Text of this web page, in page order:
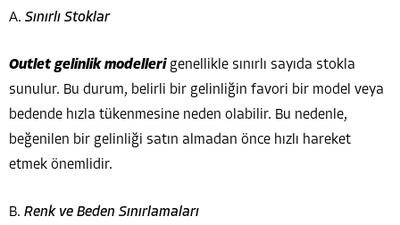
A. Sınırlı Stoklar
Outlet gelinlik modellerigenellikle sınırlı sayıda stokla
sunulur. Bu durum, belirli bir gelinliğin favori bir model veya
bedende hızla tükenmesine neden olabilir. Bu nedenle,
beğenilen bir gelinliği satın almadan önce hızlı hareket
etmek önemlidir.
B. Renk ve Beden Sınırlamaları